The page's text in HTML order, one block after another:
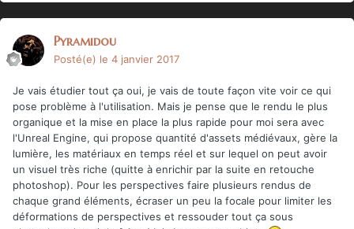
Pyramidou
Posté(e) le 4 janvier 2017
Je vais étudier tout ça oui, je vais de toute façon vite voir ce qui
pose problème à l'utilisation. Mais je pense que le rendu le plus
organique et la mise en place la plus rapide pour moi sera avec
l'Unreal Engine, qui propose quantité d'assets médiévaux, gère la
lumière, les matériaux en temps réel et sur lequel on peut avoir
un visuel très riche (quitte à enrichir par la suite en retouche
photoshop). Pour les perspectives faire plusieurs rendus de
chaque grand éléments, écraser un peu la focale pour limiter les
déformations de perspectives et ressouder tout ça sous